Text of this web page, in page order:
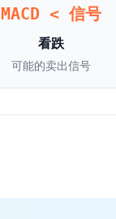
MACD < 信号
看跌
可能的卖出信号